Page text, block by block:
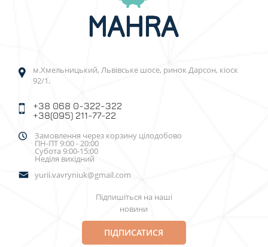
м.Хмельницький, Львівське шосе, ринок Дарсон, кіоск
92/1.
+38 068 0-322-322
+38(095) 211-77-22
Замовлення через корзину цілодобово
ПН-ПТ 9:00 - 20:00
Субота 9:00-15:00
Неділя вихідний
yurii.vavryniuk@gmail.com
Підпишіться на наші
новини
ПІДПИСАТИСЯ